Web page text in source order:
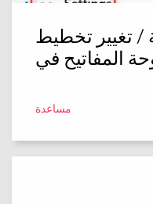
/ تغيير تخطيط
مساعدة